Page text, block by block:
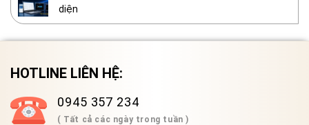
diện
HOTLINE LIÊN HỆ:
0945 357 234
( Tất cả các ngày trong tuần )